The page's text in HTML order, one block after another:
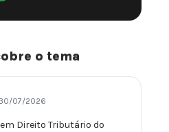
o tema
07/2026
Direito Tributário do